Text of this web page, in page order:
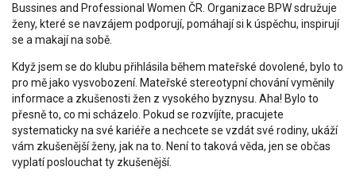
Bussines and Professional Women ČR. Organizace BPW sdružuje
ženy, které se navzájem podporují, pomáhají si k úspěchu, inspirují
se a makají na sobě.
Když jsem se do klubu přihlásila během mateřské dovolené, bylo to
pro mě jako vysvobození. Mateřské stereotypní chování vyměnily
informace a zkušenosti žen z vysokého byznysu. Aha! Bylo to
přesně to, co mi scházelo. Pokud se rozvíjíte, pracujete
systematicky na své kariéře a nechcete se vzdát své rodiny, ukáží
vám zkušenější ženy, jak na to. Není to taková věda, jen se občas
vyplatí poslouchat ty zkušenější.